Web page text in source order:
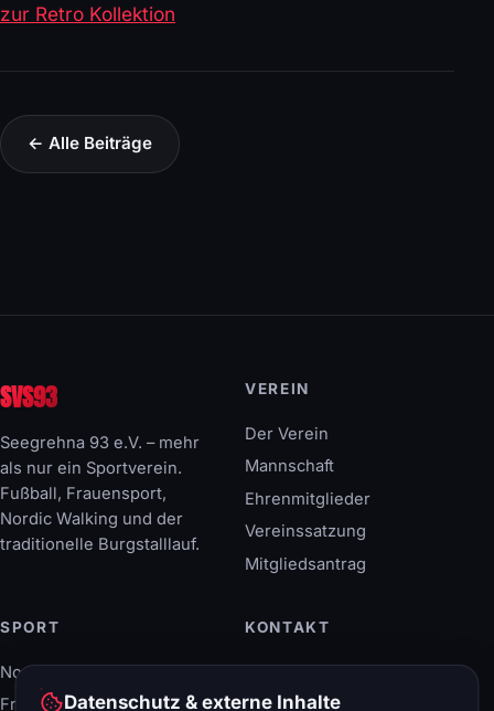
zur Retro Kollektion
← Alle Beiträge
SVS93
Seegrehna 93 e.V. – mehr
als nur ein Sportverein.
Fußball, Frauensport,
Nordic Walking und der
traditionelle Burgstalllauf.
VEREIN
Der Verein
Mannschaft
Ehrenmitglieder
Vereinssatzung
Mitgliedsantrag
SPORT
Nordic Walking
Frauensport
KONTAKT
Breitscheidstraße 40
06886 Lutherstadt
Datenschutz & externe Inhalte